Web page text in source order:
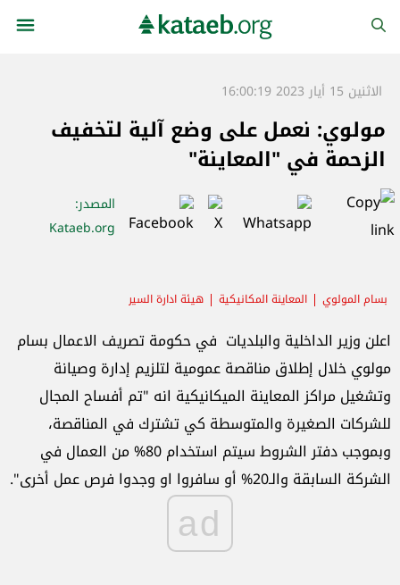
الاثنين 15 أيار 2023 16:00:19
مولوي: نعمل على وضع آلية لتخفيف
الزحمة في "المعاينة"
المصدر:
Kataeb.org
بسام المولوي المعاينة المكانيكية هيئة ادارة السير
اعلن وزير الداخلية والبلديات في حكومة تصريف الاعمال بسام
مولوي خلال إطلاق مناقصة عمومية لتلزيم إدارة وصيانة
وتشغيل مراكز المعاينة الميكانيكية انه "تم أفساح المجال
للشركات الصغيرة والمتوسطة كي تشترك في المناقصة،
وبموجب دفتر الشروط سيتم استخدام 80% من العمال في
الشركة السابقة والـ20% أو سافروا او وجدوا فرص عمل أخرى".
ad